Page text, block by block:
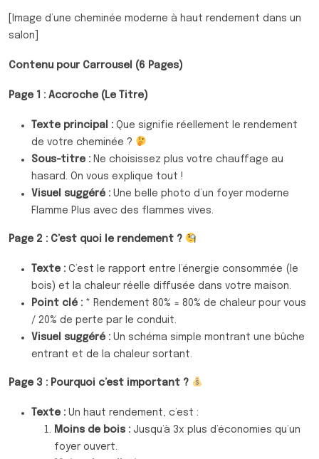
[Image d’une cheminée moderne à haut rendement dans un
salon]
Contenu pour Carrousel (6 Pages)
Page 1 : Accroche (Le Titre)
Texte principal : Que signifie réellement le rendement
de votre cheminée ?
Sous-titre : Ne choisissez plus votre chauffage au
hasard. On vous explique tout !
Visuel suggéré : Une belle photo d’un foyer moderne
Flamme Plus avec des flammes vives.
Page 2 : C’est quoi le rendement ?
Texte : C’est le rapport entre l’énergie consommée (le
bois) et la chaleur réelle diffusée dans votre maison.
Point clé : * Rendement 80% = 80% de chaleur pour vous
/ 20% de perte par le conduit.
Visuel suggéré : Un schéma simple montrant une bûche
entrant et de la chaleur sortant.
Page 3 : Pourquoi c’est important ?
Texte : Un haut rendement, c’est :
Moins de bois : Jusqu’à 3x plus d’économies qu’un
foyer ouvert.